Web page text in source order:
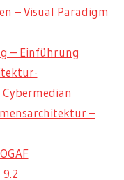
– Visual Paradigm
– Einführung
–